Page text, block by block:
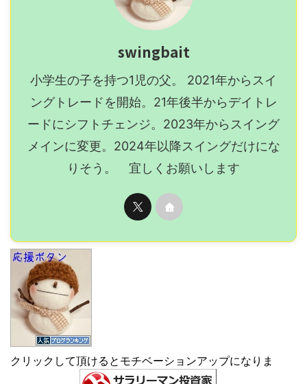
swingbait
小学生の子を持つ1児の父。 2021年からスイ
ングトレードを開始。21年後半からデイトレ
ードにシフトチェンジ。2023年からスイング
メインに変更。2024年以降スイングだけにな
りそう。 宜しくお願いします
クリックして頂けるとモチベーションアップになりま